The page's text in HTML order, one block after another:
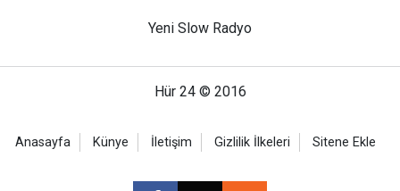
Yeni Slow Radyo
Hür 24 © 2016
Anasayfa Künye İletişim Gizlilik İlkeleri Sitene Ekle